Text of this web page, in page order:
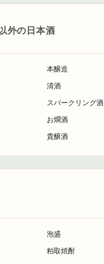
外の日本酒
本醸造
清酒
スパークリング酒
お燗酒
貴醸酒
泡盛
粕取焼酎